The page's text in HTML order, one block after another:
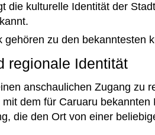
die kulturelle Identität der
gehören zu den bekanntesten
regionale Identität
anschaulichen Zugang zu
dem für Caruaru
die den Ort von einer